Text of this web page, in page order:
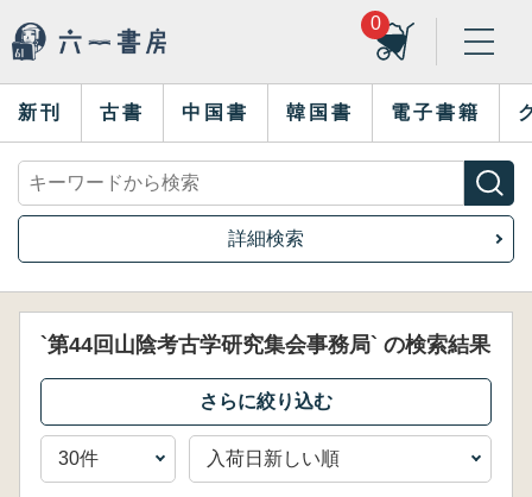
0
新刊 古書 中国書 韓国書 電子書籍
詳細検索
`第44回山陰考古学研究集会事務局` の検索結果